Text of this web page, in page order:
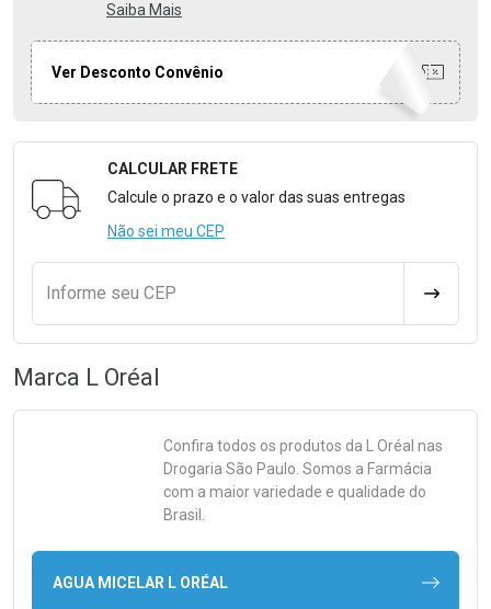
Saiba Mais
Ver Desconto Convênio
Formulário para Calcular o Frete
CALCULAR FRETE
Calcule o prazo e o valor das suas entregas
Não sei meu CEP
Informe seu CEP
Marca L Oréal
Confira todos os produtos da L Oréal nas
Drogaria São Paulo. Somos a Farmácia
com a maior variedade e qualidade do
Brasil.
AGUA MICELAR L ORÉAL